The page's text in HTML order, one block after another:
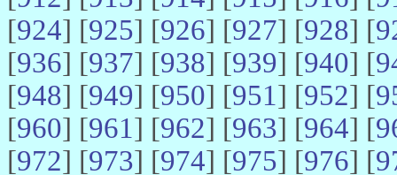
[924] [925] [926] [927] [928] [
[936] [937] [938] [939] [940] [
[948] [949] [950] [951] [952] [
[960] [961] [962] [963] [964] [
[972] [973] [974] [975] [976] [